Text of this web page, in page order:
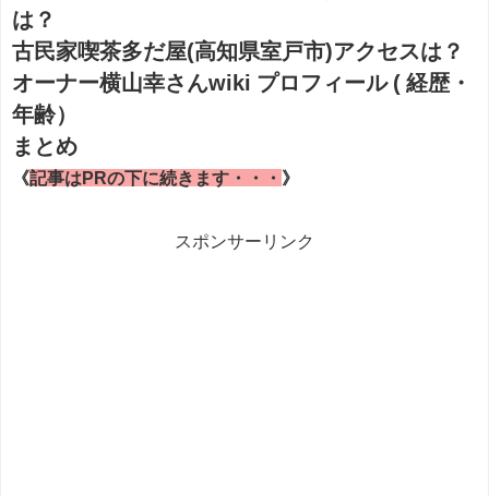
は？
古民家喫茶多だ屋(高知県室戸市)アクセスは？
オーナー横山幸さんwiki プロフィール ( 経歴・
年齢）
まとめ
《記事はPRの下に続きます・・・ 》
スポンサーリンク